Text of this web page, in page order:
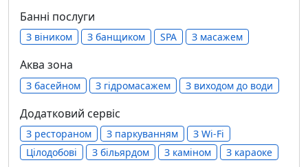
Банні послуги
З віником З банщиком SPA З масажем
Аква зона
З басейном З гідромасажем З виходом до води
Додатковий сервіс
З рестораном З паркуванням
З Wi-Fi
Цілодобові
З більярдом З каміном З караоке